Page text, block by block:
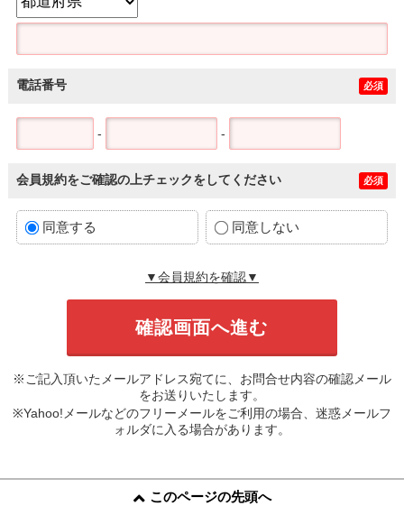
電話番号 必須
- -
会員規約をご確認の上チェックをしてください 必須
同意する 同意しない
▼会員規約を確認▼
※ご記入頂いたメールアドレス宛てに、お問合せ内容の確認メール
をお送りいたします。
※Yahoo!メールなどのフリーメールをご利用の場合、迷惑メールフ
ォルダに入る場合があります。
このページの先頭へ